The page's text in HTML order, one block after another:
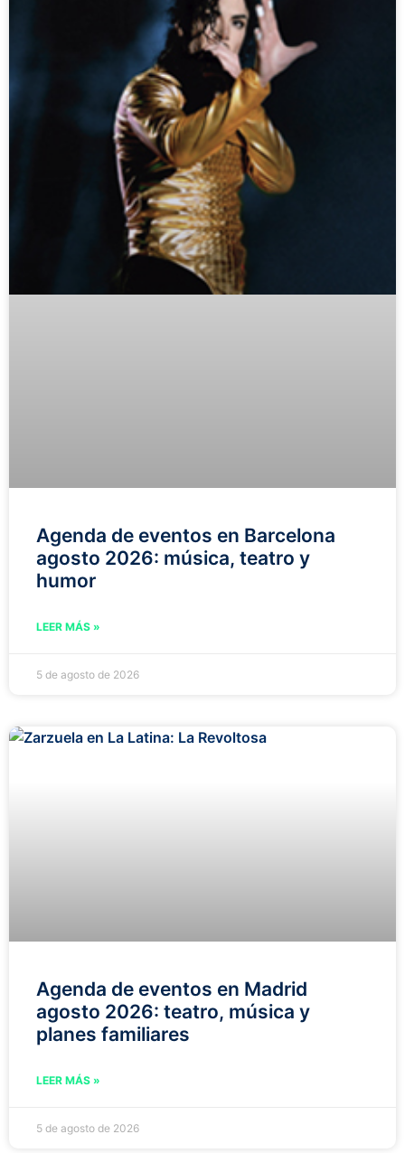
Agenda de eventos en Barcelona
agosto 2026: música, teatro y
humor
LEER MÁS »
5 de agosto de 2026
Agenda de eventos en Madrid
agosto 2026: teatro, música y
planes familiares
LEER MÁS »
5 de agosto de 2026